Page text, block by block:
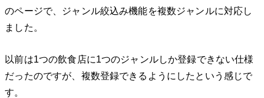
のページで、ジャンル絞込み機能を複数ジャンルに対応し
ました。
以前は1つの飲食店に1つのジャンルしか登録できない仕様
だったのですが、複数登録できるようにしたという感じで
す。